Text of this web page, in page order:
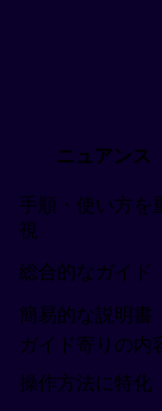
ニュアンス
手順・使い方を
視
総合的なガイド
簡易的な説明書
ガイド寄りの内
操作方法に特化